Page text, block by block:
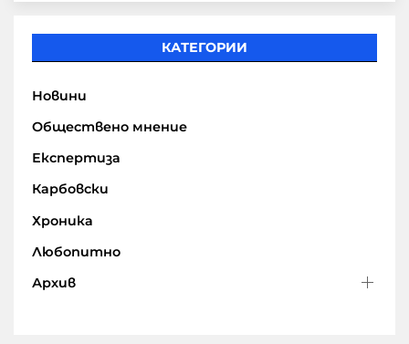
КАТЕГОРИИ
Новини
Обществено мнение
Експертиза
Карбовски
Хроника
Любопитно
Архив